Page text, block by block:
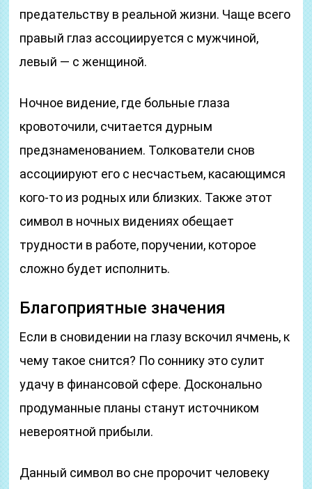
предательству в реальной жизни. Чаще всего
правый глаз ассоциируется с мужчиной,
левый — с женщиной.
Ночное видение, где больные глаза
кровоточили, считается дурным
предзнаменованием. Толкователи снов
ассоциируют его с несчастьем, касающимся
кого-то из родных или близких. Также этот
символ в ночных видениях обещает
трудности в работе, поручении, которое
сложно будет исполнить.
Благоприятные значения
Если в сновидении на глазу вскочил ячмень, к
чему такое снится? По соннику это сулит
удачу в финансовой сфере. Досконально
продуманные планы станут источником
невероятной прибыли.
Данный символ во сне пророчит человеку